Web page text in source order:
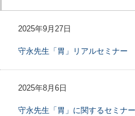
2025年9月27日
守永先生「胃」リアルセミナー
2025年8月6日
守永先生「胃」に関するセミナ